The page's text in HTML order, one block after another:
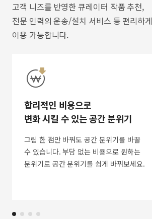
고객 니즈를 반영한 큐레이터 작품 추천,
전문 인력의 운송/설치 서비스 등 편리하게
이용 가능합니다.
합리적인 비용으로
변화 시킬 수 있는 공간 분위기
그림 한 점만 바꿔도 공간 분위기를 바꿀
수 있습니다. 부담 없는 비용으로 원하는
분위기로 공간 분위기를 쉽게 바꿔보세요.